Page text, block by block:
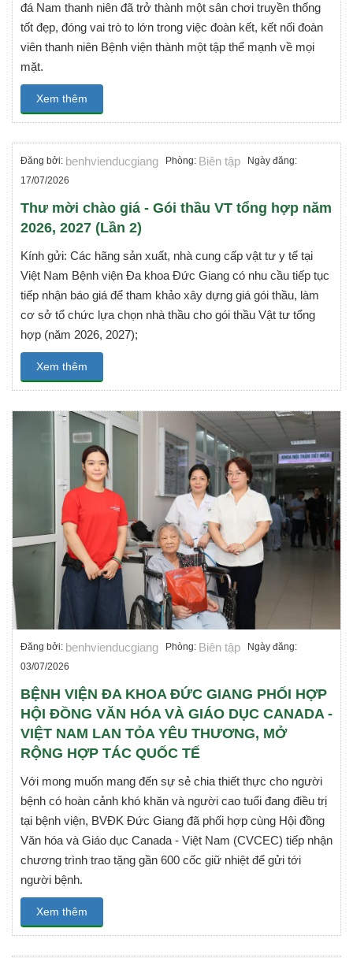
đá Nam thanh niên đã trở thành một sân chơi truyền thống
tốt đẹp, đóng vai trò to lớn trong việc đoàn kết, kết nối đoàn
viên thanh niên Bệnh viện thành một tập thể mạnh về mọi
mặt.
Xem thêm
Đăng bởi: benhvienducgiang Phòng: Biên tập Ngày đăng:
17/07/2026
Thư mời chào giá - Gói thầu VT tổng hợp năm
2026, 2027 (Lần 2)
Kính gửi: Các hãng sản xuất, nhà cung cấp vật tư y tế tại
Việt Nam Bệnh viện Đa khoa Đức Giang có nhu cầu tiếp tục
tiếp nhận báo giá để tham khảo xây dựng giá gói thầu, làm
cơ sở tổ chức lựa chọn nhà thầu cho gói thầu Vật tư tổng
hợp (năm 2026, 2027);
Xem thêm
Đăng bởi: benhvienducgiang Phòng: Biên tập Ngày đăng:
03/07/2026
BỆNH VIỆN ĐA KHOA ĐỨC GIANG PHỐI HỢP
HỘI ĐỒNG VĂN HÓA VÀ GIÁO DỤC CANADA -
VIỆT NAM LAN TỎA YÊU THƯƠNG, MỞ
RỘNG HỢP TÁC QUỐC TẾ
Với mong muốn mang đến sự sẻ chia thiết thực cho người
bệnh có hoàn cảnh khó khăn và người cao tuổi đang điều trị
tại bệnh viện, BVĐK Đức Giang đã phối hợp cùng Hội đồng
Văn hóa và Giáo dục Canada - Việt Nam (CVCEC)⁠ tiếp nhận
chương trình trao tặng gần 600 cốc giữ nhiệt để gửi tới
người bệnh.
Xem thêm